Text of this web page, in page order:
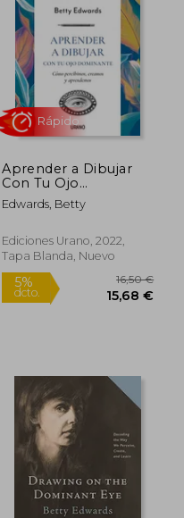
Aprender a Dibujar
Con Tu Ojo
Dominante
Edwards, Betty
Ediciones Urano, 2022,
Tapa Blanda, Nuevo
5%
dcto.